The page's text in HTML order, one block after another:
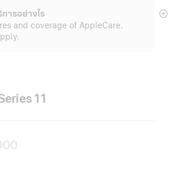
ารอย่างไร
and coverage of AppleCare.
แ
11